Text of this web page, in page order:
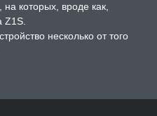
которых, вроде как,
Z1S.
несколько от того